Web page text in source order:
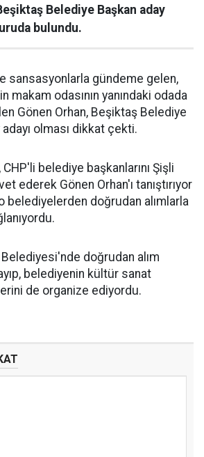
Belediye Başkan aday
bulundu.
sansasyonlarla gündeme gelen,
makam odasının yanındaki odada
Gönen Orhan, Beşiktaş Belediye
adayı olması dikkat çekti.
belediye başkanlarını Şişli
ederek Gönen Orhan'ı tanıştırıyor
belediyelerden doğrudan alımlarla
Belediyesi'nde doğrudan alım
belediyenin kültür sanat
de organize ediyordu.